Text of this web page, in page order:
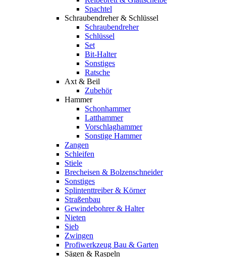
Spachtel
Schraubendreher & Schlüssel
Schraubendreher
Schlüssel
Set
Bit-Halter
Sonstiges
Ratsche
Axt & Beil
Zubehör
Hammer
Schonhammer
Latthammer
Vorschlaghammer
Sonstige Hammer
Zangen
Schleifen
Stiele
Brecheisen & Bolzenschneider
Sonstiges
Splintenttreiber & Körner
Straßenbau
Gewindebohrer & Halter
Nieten
Sieb
Zwingen
Profiwerkzeug Bau & Garten
Sägen & Raspeln